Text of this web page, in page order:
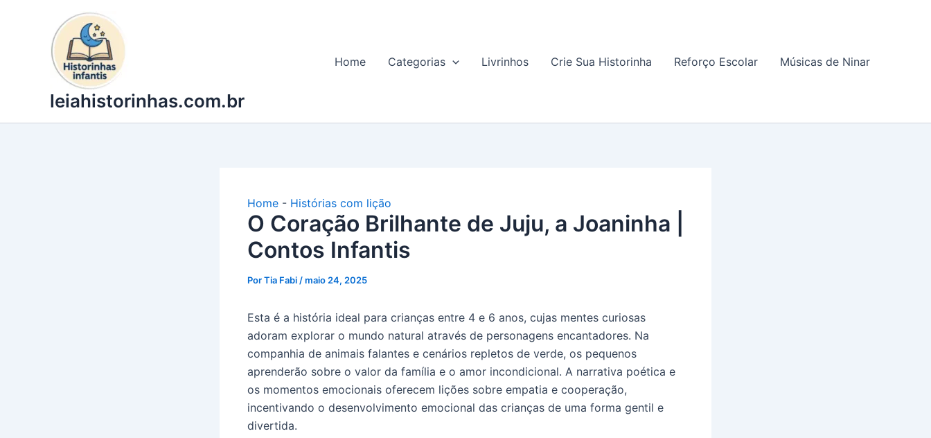
leiahistorinhas.com.br
Home Categorias Livrinhos Crie Sua Historinha Reforço Escolar Músicas de Ninar
Home - Histórias com lição
O Coração Brilhante de Juju, a Joaninha |
Contos Infantis
PorTia Fabi /maio 24, 2025
Esta é a história ideal para crianças entre 4 e 6 anos, cujas mentes curiosas
adoram explorar o mundo natural através de personagens encantadores. Na
companhia de animais falantes e cenários repletos de verde, os pequenos
aprenderão sobre o valor da família e o amor incondicional. A narrativa poética e
os momentos emocionais oferecem lições sobre empatia e cooperação,
incentivando o desenvolvimento emocional das crianças de uma forma gentil e
divertida.